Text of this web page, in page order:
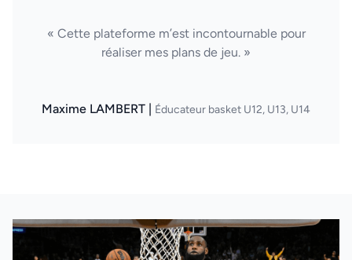
« Cette plateforme m’est incontournable pour
réaliser mes plans de jeu. »
Maxime LAMBERT | Éducateur basket U12, U13, U14